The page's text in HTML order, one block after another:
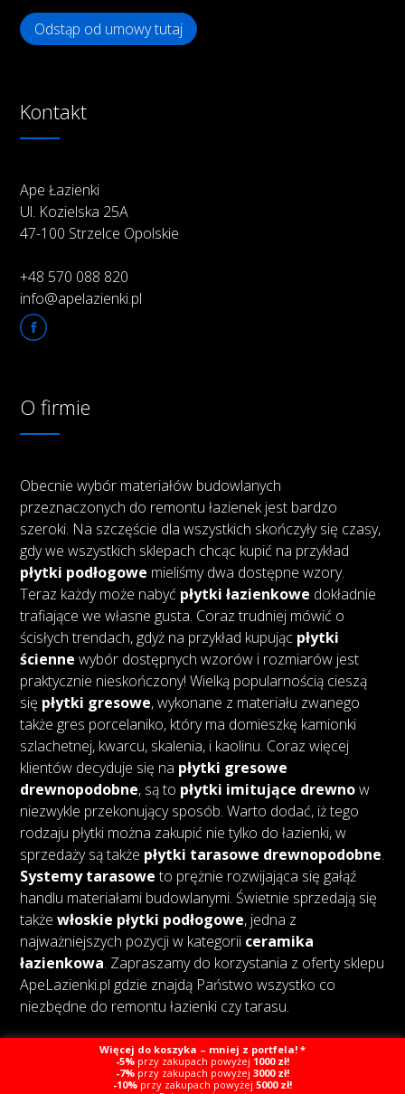
Odstąp od umowy tutaj
Kontakt
Ape Łazienki
Ul. Kozielska 25A
47-100 Strzelce Opolskie
+48 570 088 820
info@apelazienki.pl
O firmie
Obecnie wybór materiałów budowlanych
przeznaczonych do remontu łazienek jest bardzo
szeroki. Na szczęście dla wszystkich skończyły się czasy,
gdy we wszystkich sklepach chcąc kupić na przykład
płytki podłogowe mieliśmy dwa dostępne wzory.
Teraz każdy może nabyć płytki łazienkowe dokładnie
trafiające we własne gusta. Coraz trudniej mówić o
ścisłych trendach, gdyż na przykład kupując płytki
ścienne wybór dostępnych wzorów i rozmiarów jest
praktycznie nieskończony! Wielką popularnością cieszą
się płytki gresowe, wykonane z materiału zwanego
także gres porcelaniko, który ma domieszkę kamionki
szlachetnej, kwarcu, skalenia, i kaolinu. Coraz więcej
klientów decyduje się na płytki gresowe
drewnopodobne, są to płytki imitujące drewnow
niezwykle przekonujący sposób. Warto dodać, iż tego
rodzaju płytki można zakupić nie tylko do łazienki, w
sprzedaży są także płytki tarasowe drewnopodobne.
Systemy tarasoweto prężnie rozwijająca się gałąź
handlu materiałami budowlanymi. Świetnie sprzedają się
takżewłoskie płytki podłogowe, jedna z
najważniejszych pozycji w kategorii ceramika
łazienkowa. Zapraszamy do korzystania z oferty sklepu
ApeLazienki.pl gdzie znajdą Państwo wszystko co
niezbędne do remontu łazienki czy tarasu.
Copyright © Ape Łazienki Created by Webcat
Więcej do koszyka – mniej z portfela! *
-5% przy zakupach powyżej 1000 zł!
-7% przy zakupach powyżej 3000 zł!
-10% przy zakupach powyżej 5000 zł!